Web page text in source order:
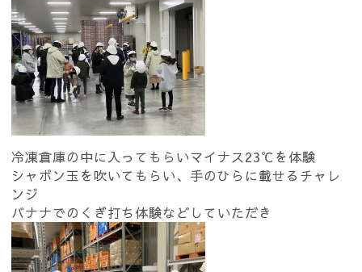
冷凍倉庫の中に入ってもらいマイナス23℃を体験
シャボン玉を吹いてもらい、手のひらに載せるチャレ
ンジ
バナナでのくぎ打ち体験などしていただき